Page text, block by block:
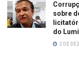
sobre
do
2 DE